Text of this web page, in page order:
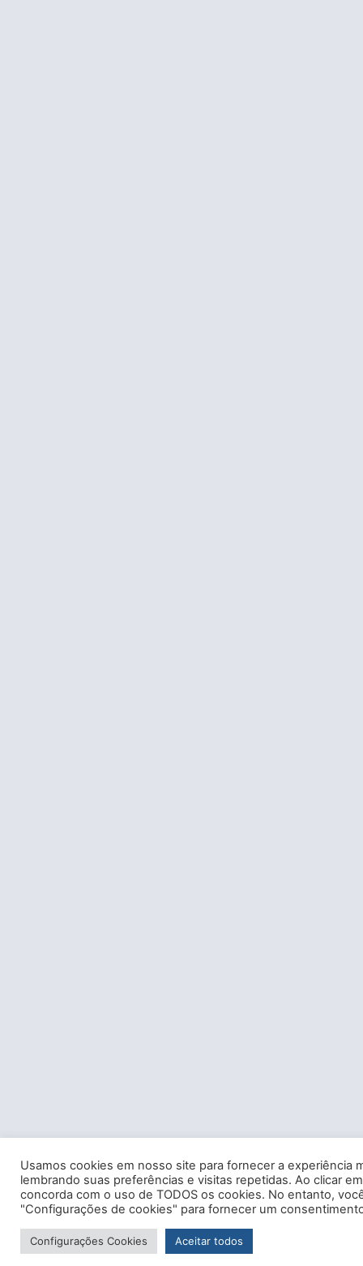
Usamos cookies em nosso site para fornecer a experiência
lembrando suas preferências e visitas repetidas. Ao clicar
concorda com o uso de TODOS os cookies. No entanto,
"Configurações de cookies" para fornecer um
Configurações Cookies Aceitar todos